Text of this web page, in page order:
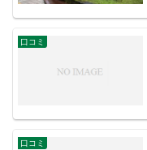
口コミ
口コミ